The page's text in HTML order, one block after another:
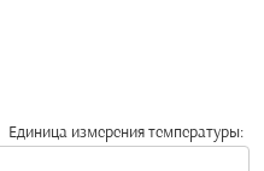
Единица измерения температуры: